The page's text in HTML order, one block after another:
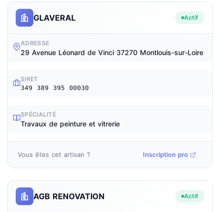
GLAVERAL Actif
ADRESSE
29 Avenue Léonard de Vinci 37270 Montlouis-sur-Loire
SIRET
349 389 395 00030
SPÉCIALITÉ
Travaux de peinture et vitrerie
Vous êtes cet artisan ? Inscription pro
AGB RENOVATION Actif